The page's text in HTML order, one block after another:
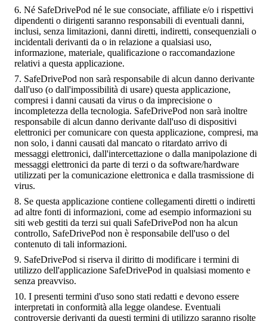
Né SafeDrivePod né le sue consociate, affiliate e/o i rispettivi
dipendenti o dirigenti saranno responsabili di eventuali danni,
inclusi, senza limitazioni, danni diretti, indiretti, consequenziali o
incidentali derivanti da o in relazione a qualsiasi uso,
informazione, materiale, qualificazione o raccomandazione
relativi a questa applicazione.
SafeDrivePod non sarà responsabile di alcun danno derivante
dall'uso (o dall'impossibilità di usare) questa applicazione,
compresi i danni causati da virus o da imprecisione o
incompletezza della tecnologia. SafeDrivePod non sarà inoltre
responsabile di alcun danno derivante dall'uso di dispositivi
elettronici per comunicare con questa applicazione, compresi, ma
non solo, i danni causati dal mancato o ritardato arrivo di
messaggi elettronici, dall'intercettazione o dalla manipolazione di
messaggi elettronici da parte di terzi o da software/hardware
utilizzati per la comunicazione elettronica e dalla trasmissione di
virus.
Se questa applicazione contiene collegamenti diretti o indiretti
ad altre fonti di informazioni, come ad esempio informazioni su
siti web gestiti da terzi sui quali SafeDrivePod non ha alcun
controllo, SafeDrivePod non è responsabile dell'uso o del
contenuto di tali informazioni.
SafeDrivePod si riserva il diritto di modificare i termini di
utilizzo dell'applicazione SafeDrivePod in qualsiasi momento e
senza preavviso.
I presenti termini d'uso sono stati redatti e devono essere
interpretati in conformità alla legge olandese. Eventuali
controversie derivanti da questi termini di utilizzo saranno risolte